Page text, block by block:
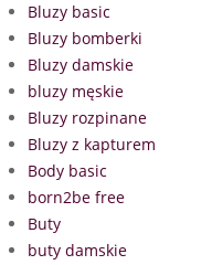
Bluzy basic
Bluzy bomberki
Bluzy damskie
bluzy męskie
Bluzy rozpinane
Bluzy z kapturem
Body basic
born2be free
Buty
buty damskie